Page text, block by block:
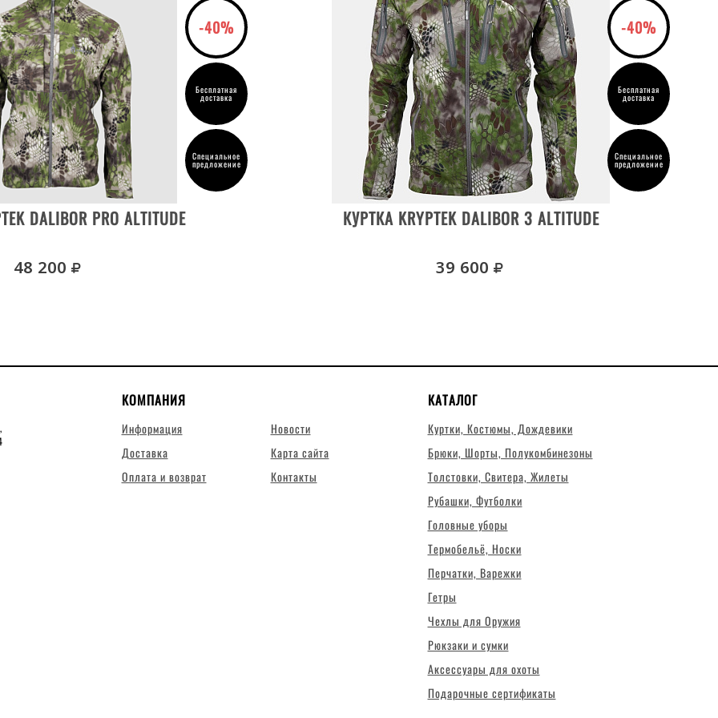
РАЗМЕР
-40%
Бесплатная
доставка
Специальное
предложение
DALIBOR PRO ALTITUDE
48 200
-40%
Бесплатная
доставка
Специальное
предложение
КУРТКА KRYPTEK DALIBOR 3 ALTITUDE
39 600
КОМПАНИЯ
Информация
Доставка
Оплата и возврат
Новости
Карта сайта
Контакты
КАТАЛОГ
Куртки, Костюмы, Дождевики
Брюки, Шорты, Полукомбинезоны
Толстовки, Свитера, Жилеты
Рубашки, Футболки
Головные уборы
Термобельё, Носки
Перчатки, Варежки
Гетры
Чехлы для Оружия
Рюкзаки и сумки
Аксессуары для охоты
Подарочные сертификаты